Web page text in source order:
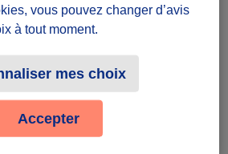
Cloud et dans d'autres villes
vous pouvez changer d’avis
à tout moment.
mes choix
Accepter